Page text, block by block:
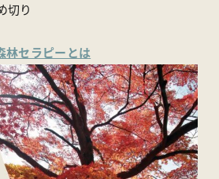
切り
林セラピーとは